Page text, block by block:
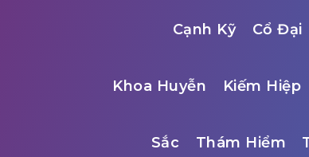
Cạnh Kỹ Cổ Đại
Khoa Huyễn Kiếm Hiệp
Sắc Thám Hiểm